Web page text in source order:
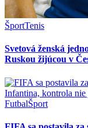
ŠportTenis
Svetová ženská
Ruskou žijúcou v
FutbalŠport